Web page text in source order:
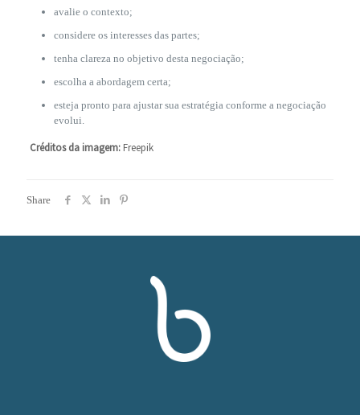
avalie o contexto;
considere os interesses das partes;
tenha clareza no objetivo desta negociação;
escolha a abordagem certa;
esteja pronto para ajustar sua estratégia conforme a negociação
evolui.
Créditos da imagem: Freepik
Share